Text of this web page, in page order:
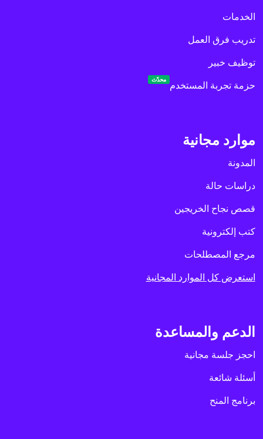
الخدمات
تدريب فرق العمل
توظيف خبير
حزمة تجربة المستخدم
محدّث
موارد مجانية
المدونة
دراسات حالة
قصص نجاح الخريجين
كتب إلكترونية
مرجع المصطلحات
استعرض كل الموارد المجانية
الدعم والمساعدة
احجز جلسة مجانية
أسئلة شائعة
برنامج المنح